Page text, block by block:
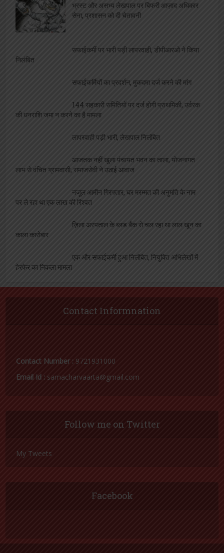
भ्रस्ट और असभ्य लेखपाल पर बिफरी आज़ाद अधिकार
सेना, प्रशासन को दी चेतावनी
सफाईकर्मी पर भारी पड़ी लापरवाही, डीपीआरओ ने किया
निलंबित
सफाईकर्मियों का प्रदर्शन, मुकदमा दर्ज करने की मांग
144 सहकारी समितियों पर दर्ज होगी प्राथमिकी, उर्वरक
की धनराशि जमा न करने का है मामला
लापरवाही पड़ी भारी, लेखपाल निलंबित
आजतक नहीं खुला पंचायत भवन का ताला, योजनागत
लाभ से वंचित ग्रामवासी, समाजसेवी ने उठाई आवाज
नजूल आमीन गिरफ्तार, घर मरम्मत की अनुमति के नाम
पर ले रहा था एक लाख की रिश्वत
ज़िला अस्पताल के ब्लड बैंक से चल रहा था लाल खून का
काला कारोबार
एक और सफाईकर्मी हुआ निलंबित, नियुक्ति अभिलेखों में
हेरफेर का निकला मामला
Contact Informnation
Contact Number : 9721931000
Email Id : samacharvaarta@gmail.com
Follow me on Twitter
My Tweets
Facebook